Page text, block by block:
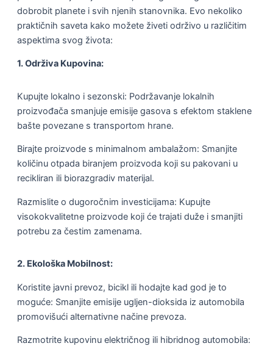
dobrobit planete i svih njenih stanovnika. Evo nekoliko
praktičnih saveta kako možete živeti održivo u različitim
aspektima svog života:
1. Održiva Kupovina:
Kupujte lokalno i sezonski: Podržavanje lokalnih
proizvođača smanjuje emisije gasova s efektom staklene
bašte povezane s transportom hrane.
Birajte proizvode s minimalnom ambalažom: Smanjite
količinu otpada biranjem proizvoda koji su pakovani u
recikliran ili biorazgradiv materijal.
Razmislite o dugoročnim investicijama: Kupujte
visokokvalitetne proizvode koji će trajati duže i smanjiti
potrebu za čestim zamenama.
2. Ekološka Mobilnost:
Koristite javni prevoz, bicikl ili hodajte kad god je to
moguće: Smanjite emisije ugljen-dioksida iz automobila
promovišući alternativne načine prevoza.
Razmotrite kupovinu električnog ili hibridnog automobila: